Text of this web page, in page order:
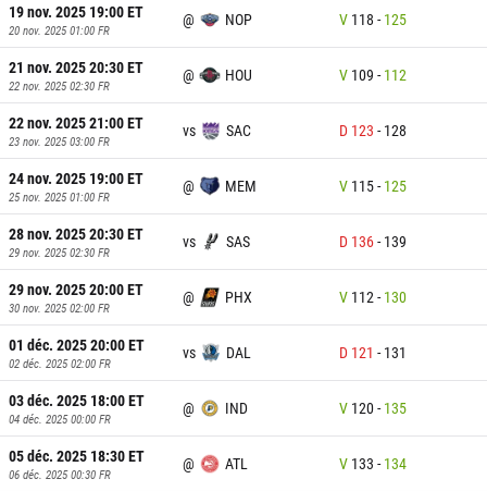
19 nov. 2025 19:00ET
20 nov. 2025 01:00 FR
@ NOP V 118 - 125
21 nov. 2025 20:30ET
22 nov. 2025 02:30 FR
@ HOU V 109 - 112
22 nov. 2025 21:00ET
23 nov. 2025 03:00 FR
vs SAC D 123 - 128
24 nov. 2025 19:00ET
25 nov. 2025 01:00 FR
@ MEM V 115- 125
28 nov. 2025 20:30ET
29 nov. 2025 02:30 FR
vs SAS D 136- 139
29 nov. 2025 20:00ET
30 nov. 2025 02:00 FR
@ PHX V 112- 130
01 déc. 2025 20:00ET
02 déc. 2025 02:00 FR
vs DAL D 121 - 131
03 déc. 2025 18:00ET
04 déc. 2025 00:00 FR
@ IND V 120- 135
05 déc. 2025 18:30ET
06 déc. 2025 00:30 FR
@ ATL V 133 - 134